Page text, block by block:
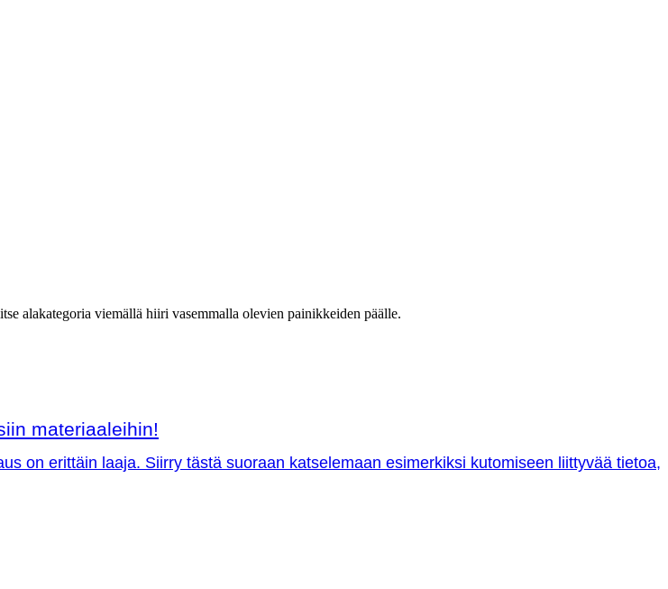
alakategoria viemällä hiiri vasemmalla olevien painikkeiden päälle.
materiaaleihin!
on erittäin laaja. Siirry tästä suoraan katselemaan esimerkiksi kutomiseen liittyvää tietoa,